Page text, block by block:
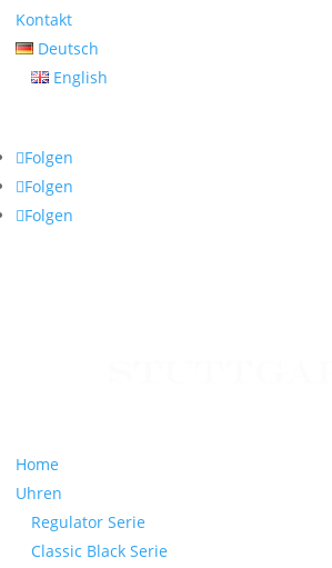
Kontakt
Deutsch
English
Folgen
Folgen
Folgen
Home
Uhren
Regulator Serie
Classic Black Serie